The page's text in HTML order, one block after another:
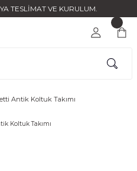
TESLİMAT VE KURULUM.
Antik Koltuk Takımı